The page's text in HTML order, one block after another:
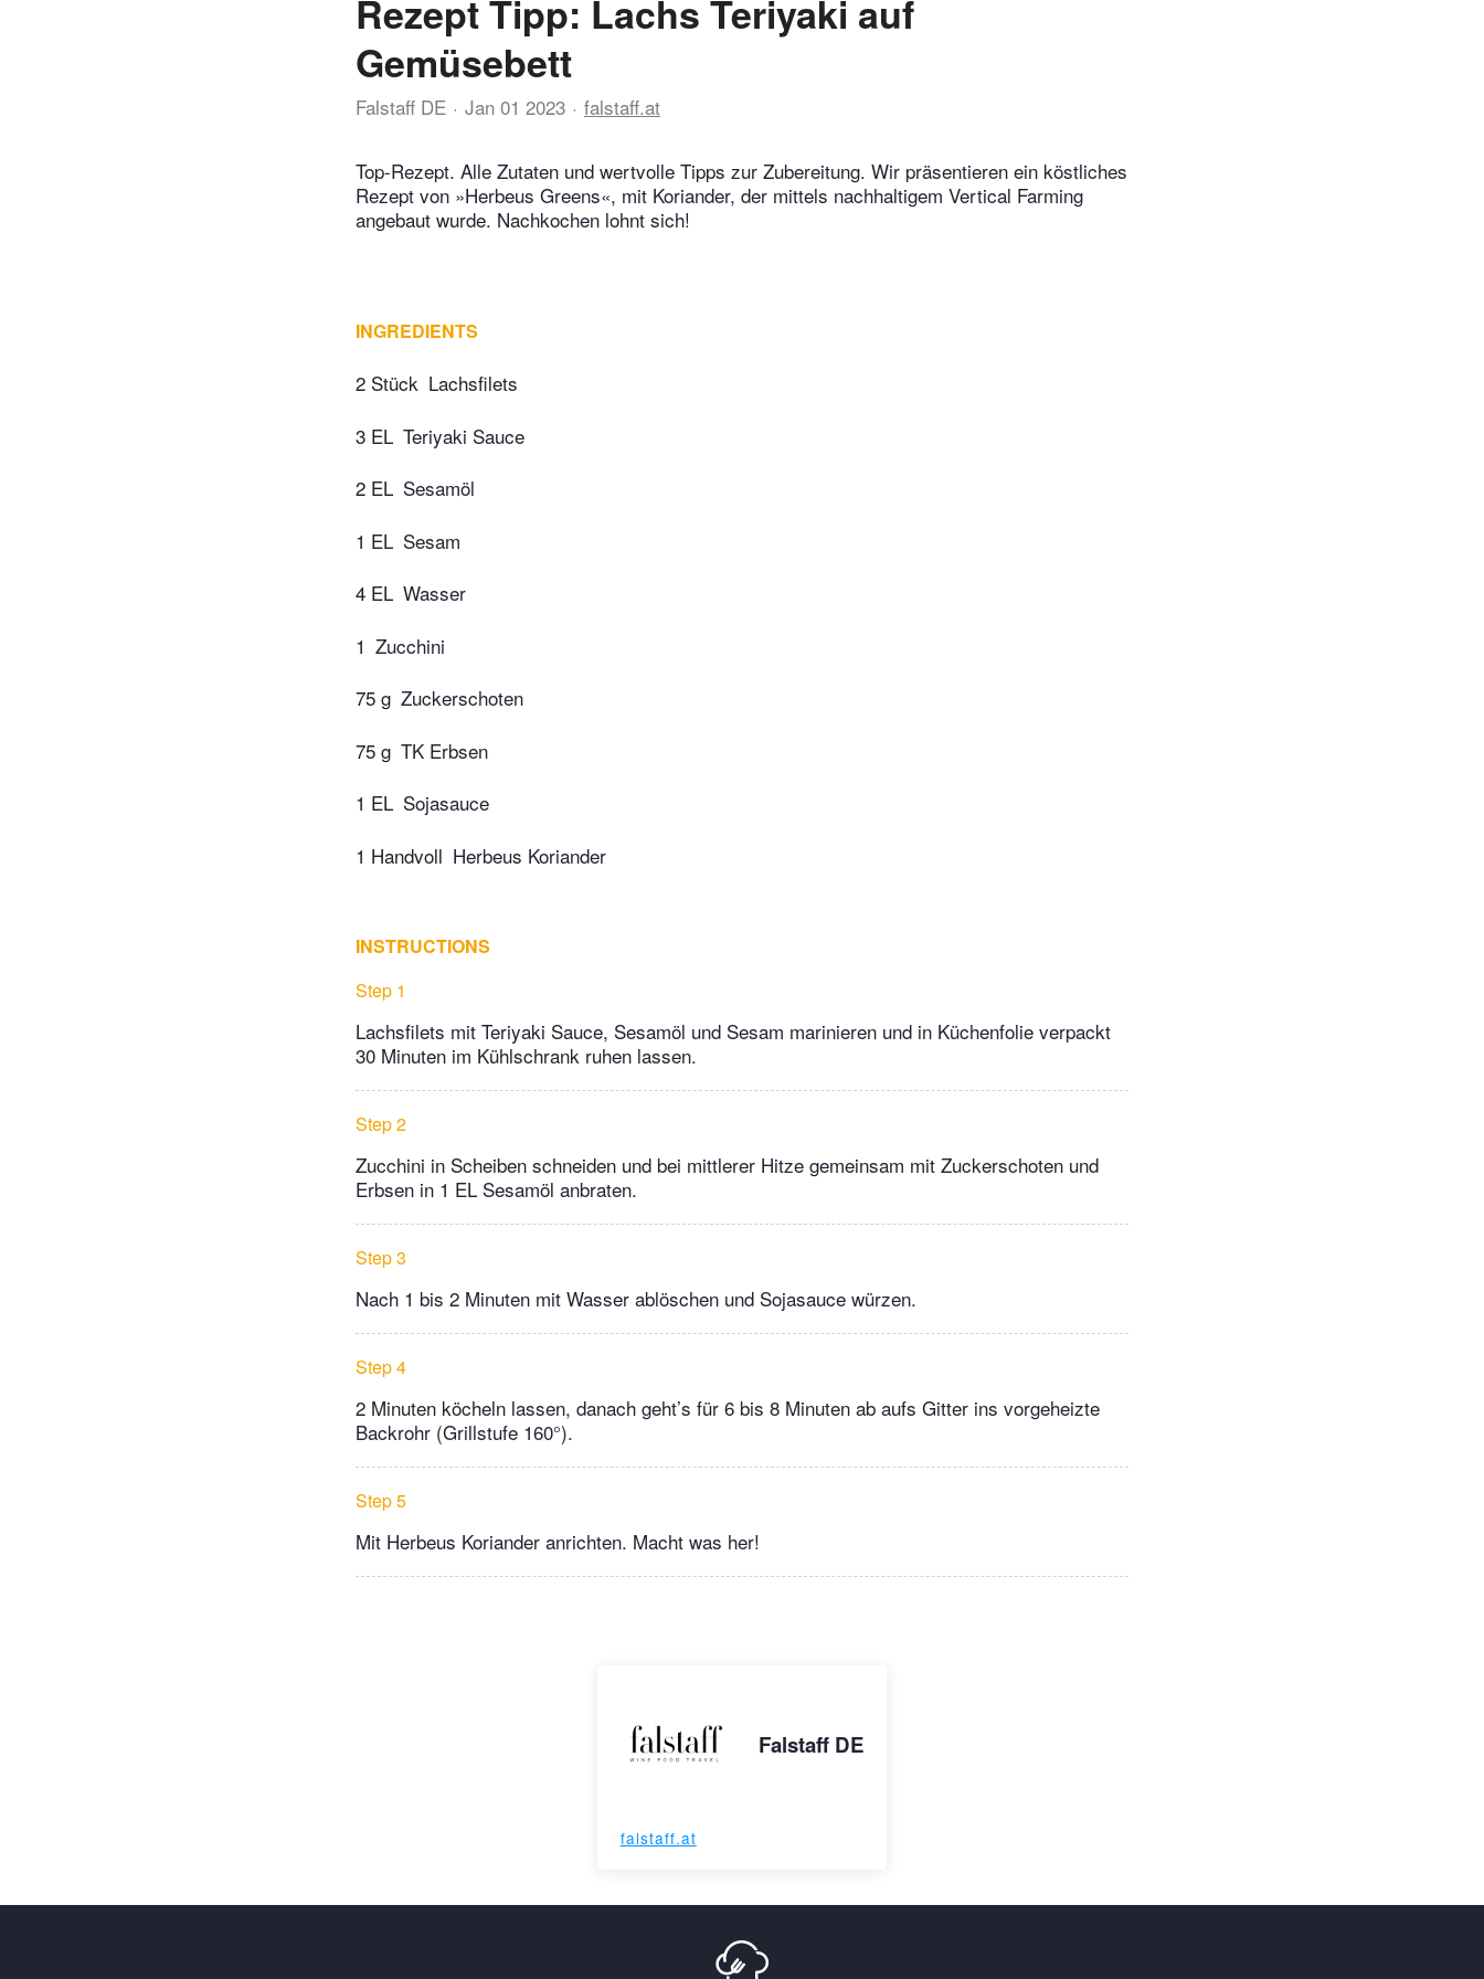
Rezept Tipp: Lachs Teriyaki auf
Gemüsebett
Falstaff DE Jan 01 2023 falstaff.at
Top-Rezept. Alle Zutaten und wertvolle Tipps zur Zubereitung. Wir präsentieren ein köstliches
Rezept von »Herbeus Greens«, mit Koriander, der mittels nachhaltigem Vertical Farming
angebaut wurde. Nachkochen lohnt sich!
INGREDIENTS
2 Stück Lachsfilets
3 EL Teriyaki Sauce
2 EL Sesamöl
1 EL Sesam
4 EL Wasser
1 Zucchini
75 g Zuckerschoten
75 g TK Erbsen
1 EL Sojasauce
1 Handvoll Herbeus Koriander
INSTRUCTIONS
Step 1
Lachsfilets mit Teriyaki Sauce, Sesamöl und Sesam marinieren und in Küchenfolie verpackt
30 Minuten im Kühlschrank ruhen lassen.
Step 2
Zucchini in Scheiben schneiden und bei mittlerer Hitze gemeinsam mit Zuckerschoten und
Erbsen in 1 EL Sesamöl anbraten.
Step 3
Nach 1 bis 2 Minuten mit Wasser ablöschen und Sojasauce würzen.
Step 4
2 Minuten köcheln lassen, danach geht’s für 6 bis 8 Minuten ab aufs Gitter ins vorgeheizte
Backrohr (Grillstufe 160°).
Step 5
Mit Herbeus Koriander anrichten. Macht was her!
Falstaff DE
falstaff.at